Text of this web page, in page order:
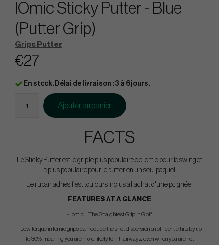
IOmic Sticky Putter - Blue
(Putter Grip)
Grips Putter
€27
En stock. Délai de livraison : 3 à 6 jours.
Ajouter au panier
FACTS
Le Sticky Putter est le grip le plus populaire de Iomic pour le swing et
le plus populaire pour le putter en un seul paquet.
Le ruban adhésif est toujours inclus à l'achat d'une poignée.
FEATURES AT A GLANCE
- Iomic – The Straightest Grip in Golf
- Low torque in Iomic grips can reduce the shot dispersion on off-centre hits by up
to 30%, meaning you are more likely to hit fairways, even when you are not